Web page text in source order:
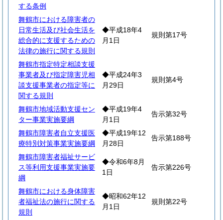
する条例
舞鶴市における障害者の
日常生活及び社会生活を
総合的に支援するための
法律の施行に関する規則
◆平成18年4
月1日
規則第17号
舞鶴市指定特定相談支援
事業者及び指定障害児相
談支援事業者の指定等に
関する規則
◆平成24年3
月29日
規則第4号
舞鶴市地域活動支援セン
ター事業実施要綱
◆平成19年4
月1日
告示第32号
舞鶴市障害者自立支援医
療特別対策事業実施要綱
◆平成19年12
月28日
告示第188号
舞鶴市障害者福祉サービ
ス等利用支援事業実施要
綱
◆令和6年8月
1日
告示第226号
舞鶴市における身体障害
者福祉法の施行に関する
規則
◆昭和62年12
月1日
規則第22号